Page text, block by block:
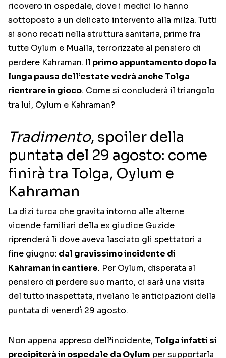
ricovero in ospedale, dove i medici lo hanno
sottoposto a un delicato intervento alla milza. Tutti
si sono recati nella struttura sanitaria, prime fra
tutte Oylum e Mualla, terrorizzate al pensiero di
perdere Kahraman. Il primo appuntamento dopo la
lunga pausa dell’estate vedrà anche Tolga
rientrare in gioco. Come si concluderà il triangolo
tra lui, Oylum e Kahraman?
Tradimento, spoiler della
puntata del 29 agosto: come
finirà tra Tolga, Oylum e
Kahraman
La dizi turca che gravita intorno alle alterne
vicende familiari della ex giudice Guzide
riprenderà lì dove aveva lasciato gli spettatori a
fine giugno: dal gravissimo incidente di
Kahraman in cantiere. Per Oylum, disperata al
pensiero di perdere suo marito, ci sarà una visita
del tutto inaspettata, rivelano le anticipazioni della
puntata di venerdì 29 agosto.
Non appena appreso dell’incidente, Tolga infatti si
precipiterà in ospedale da Oylum per supportarla